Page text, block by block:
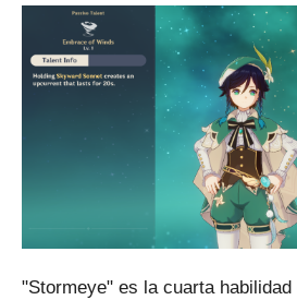
"Stormeye" es la cuarta